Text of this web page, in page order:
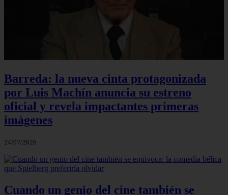
Barreda: la nueva cinta protagonizada
por Luis Machín anuncia su estreno
oficial y revela impactantes primeras
imágenes
24/07/2026
Cuando un genio del cine también se